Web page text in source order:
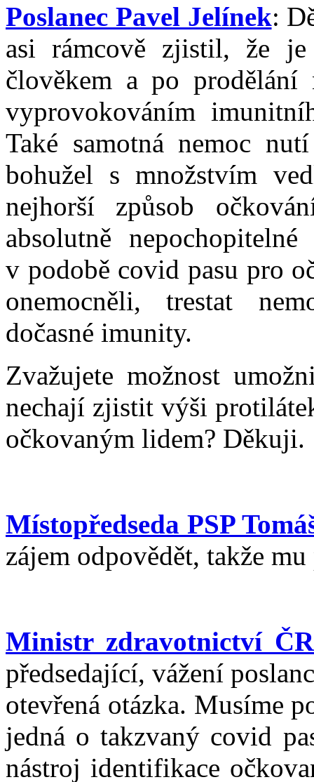
Poslanec Pavel Jelínek:
asi rámcově zjistil, že
člověkem a po
vyprovokováním
Také samotná nemoc
bohužel s množstvím
nejhorší způsob
absolutně
v podobě covid pasu pro
onemocněli, trestat
dočasné imunity.
Zvažujete možnost
nechají zjistit výši
očkovaným lidem? Děkuji.
Místopředseda PSP
zájem odpovědět, takže
Ministr zdravotnictví
předsedající, vážení
otevřená otázka. Musíme
jedná o takzvaný covid
nástroj identifikace